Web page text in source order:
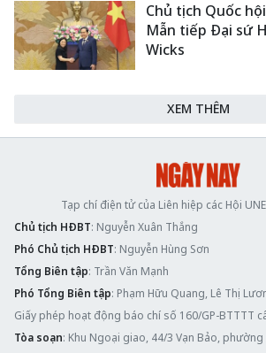
Chủ tịch Quốc
Mẫn tiếp Đại sứ
Wicks
XEM THÊM
Tạp chí điện tử của Liên hiệp các Hội
Chủ tịch HĐBT: Nguyễn Xuân Thắng
Phó Chủ tịch HĐBT: Nguyễn Hùng Sơn
Tổng Biên tập: Trần Văn Mạnh
Phó Tổng Biên tập: Phạm Hữu Quang, Lê Thị
Giấy phép hoạt động báo chí số 160/GP-BTTTT
Tòa soạn: Khu Ngoại giao, 44/3 Vạn Bảo, phường